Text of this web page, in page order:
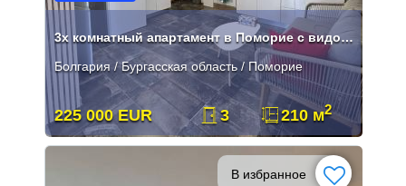
3х комнатный апартамент в Поморие с видом на море!
Болгария / Бургасская область / Поморие
225 000 EUR 3 210 м2
В избранное